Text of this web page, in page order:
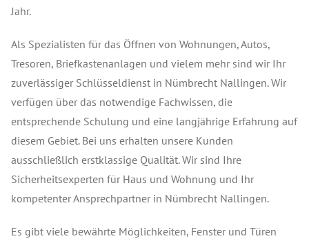
Jahr.
Als Spezialisten für das Öffnen von Wohnungen, Autos,
Tresoren, Briefkastenanlagen und vielem mehr sind wir Ihr
zuverlässiger Schlüsseldienst in Nümbrecht Nallingen. Wir
verfügen über das notwendige Fachwissen, die
entsprechende Schulung und eine langjährige Erfahrung auf
diesem Gebiet. Bei uns erhalten unsere Kunden
ausschließlich erstklassige Qualität. Wir sind Ihre
Sicherheitsexperten für Haus und Wohnung und Ihr
kompetenter Ansprechpartner in Nümbrecht Nallingen.
Es gibt viele bewährte Möglichkeiten, Fenster und Türen